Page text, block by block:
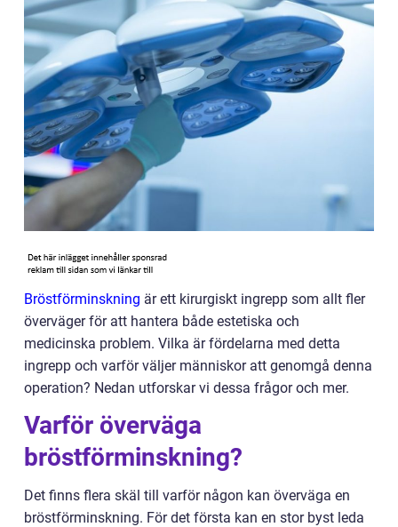
Bröstförminskning är ett kirurgiskt ingrepp som allt fler
överväger för att hantera både estetiska och
medicinska problem. Vilka är fördelarna med detta
ingrepp och varför väljer människor att genomgå denna
operation? Nedan utforskar vi dessa frågor och mer.
Varför överväga
bröstförminskning?
Det finns flera skäl till varför någon kan överväga en
bröstförminskning. För det första kan en stor byst leda